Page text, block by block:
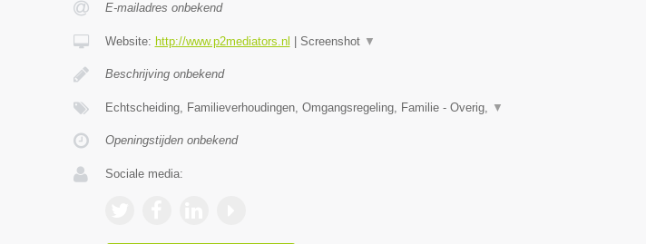
E-mailadres onbekend
Website: http://www.p2mediators.nl Screenshot ▼
Beschrijving onbekend
Echtscheiding, Familieverhoudingen, Omgangsregeling, Familie - Overig, ▼
Openingstijden onbekend
Sociale media: